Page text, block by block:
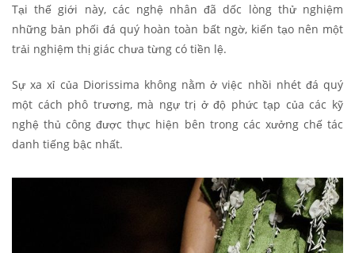
Tại thế giới này, các nghệ nhân đã dốc lòng thử nghiệm
những bản phối đá quý hoàn toàn bất ngờ, kiến tạo nên một
trải nghiệm thị giác chưa từng có tiền lệ.
Sự xa xỉ của Diorissima không nằm ở việc nhồi nhét đá quý
một cách phô trương, mà ngự trị ở độ phức tạp của các kỹ
nghệ thủ công được thực hiện bên trong các xưởng chế tác
danh tiếng bậc nhất.